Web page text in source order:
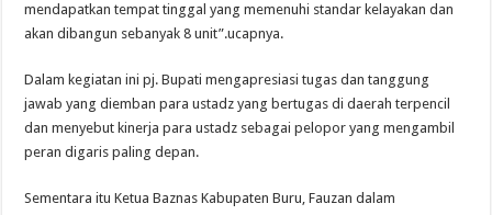
mendapatkan tempat tinggal yang memenuhi standar kelayakan dan
akan dibangun sebanyak 8 unit”.ucapnya.
Dalam kegiatan ini pj. Bupati mengapresiasi tugas dan tanggung
jawab yang diemban para ustadz yang bertugas di daerah terpencil
dan menyebut kinerja para ustadz sebagai pelopor yang mengambil
peran digaris paling depan.
Sementara itu Ketua Baznas Kabupaten Buru, Fauzan dalam